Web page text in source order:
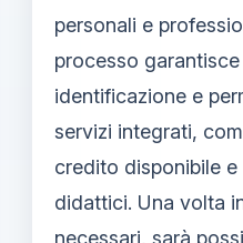
personali e
processo
identificazione e
servizi integrati,
credito disponibile e
didattici. Una volta
necessari, sarà